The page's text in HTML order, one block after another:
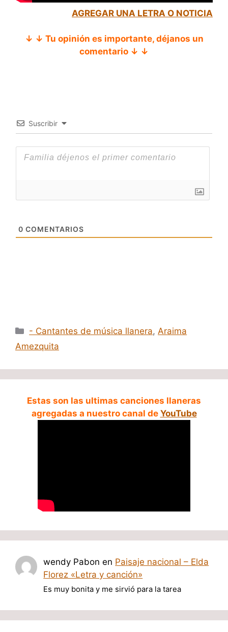
AGREGAR UNA LETRA O NOTICIA
↓ ↓ Tu opinión es importante, déjanos un
comentario ↓ ↓
Suscribir
0 COMENTARIOS
Categorías
- Cantantes de música llanera,Araima
Amezquita
Estas son las ultimas canciones llaneras
agregadas a nuestro canal de YouTube
wendy Pabon en Paisaje nacional – Elda
Florez «Letra y canción»
Es muy bonita y me sirvió para la tarea